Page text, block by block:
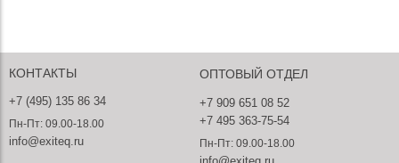
КОНТАКТЫ
+7 (495) 135 86 34
Пн-Пт: 09.00-18.00
info@exiteq.ru
ОПТОВЫЙ ОТДЕЛ
+7 909 651 08 52
+7 495 363-75-54
Пн-Пт: 09.00-18.00